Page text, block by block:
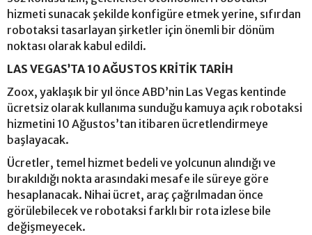
hizmeti sunacak şekilde konfigüre etmek yerine, sıfırdan
robotaksi tasarlayan şirketler için önemli bir dönüm
noktası olarak kabul edildi.
LAS VEGAS’TA 10 AĞUSTOS KRİTİK TARİH
Zoox, yaklaşık bir yıl önce ABD’nin Las Vegas kentinde
ücretsiz olarak kullanıma sunduğu kamuya açık robotaksi
hizmetini 10 Ağustos’tan itibaren ücretlendirmeye
başlayacak.
Ücretler, temel hizmet bedeli ve yolcunun alındığı ve
bırakıldığı nokta arasındaki mesafe ile süreye göre
hesaplanacak. Nihai ücret, araç çağrılmadan önce
görülebilecek ve robotaksi farklı bir rota izlese bile
değişmeyecek.